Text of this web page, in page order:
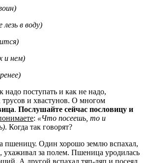
лезь в воду)
и нем)
надо поступать и как не надо,
трусов и хвастунов. О многом
. Послушайте сейчас пословицу и
: «Что посеешь, то и
. Когда так говорят?
пшеницу. Один хорошо землю вспахал,
ухаживал за полем. Пшеница уродилась